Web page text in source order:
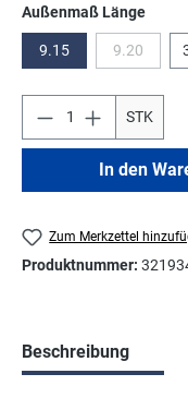
Außenmaß Länge
9.15 9.20(Diese
STK
In den
Zum Merkzettel
Produktnummer:
Beschreibung